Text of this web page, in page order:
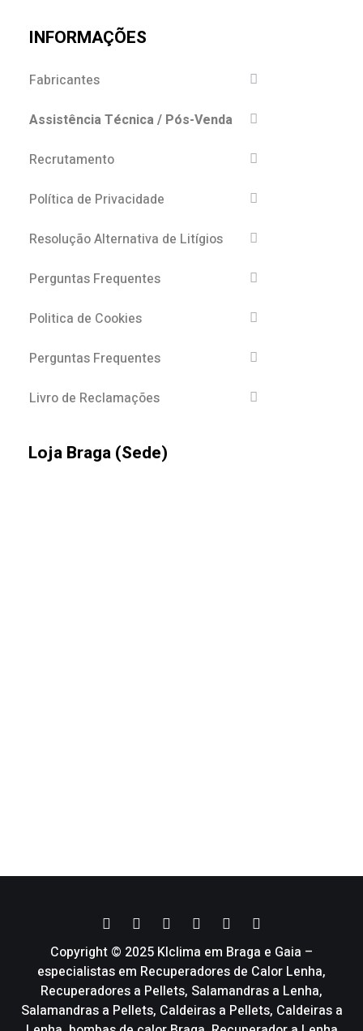
INFORMAÇÕES
Fabricantes
Assistência Técnica / Pós-Venda
Recrutamento
Política de Privacidade
Resolução Alternativa de Litígios
Perguntas Frequentes
Politica de Cookies
Perguntas Frequentes
Livro de Reclamações
Loja Braga (Sede)
Copyright © 2025 Klclima em Braga e Gaia –
especialistas em Recuperadores de Calor Lenha,
Recuperadores a Pellets, Salamandras a Lenha,
Salamandras a Pellets, Caldeiras a Pellets, Caldeiras a